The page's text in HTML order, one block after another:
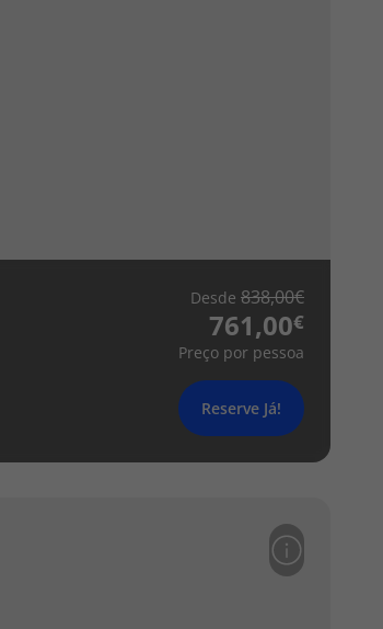
Desde 838,00
761,00
Preço por pessoa
Reserve Já!